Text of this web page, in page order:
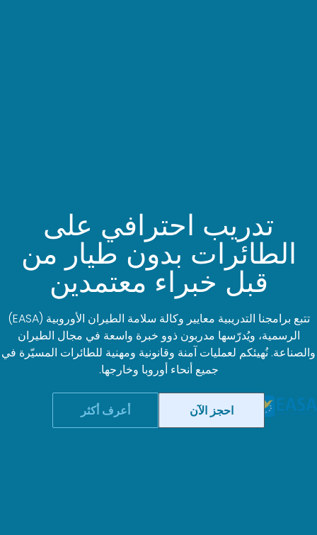
احترافي على
بدون طيار من
خبراء معتمدين
تتبع برامجنا التدريبية معايير وكالة سلامة الطيران الأوروبية (EASA)
مدربون ذوو خبرة واسعة في مجال الطيران
آمنة وقانونية ومهنية للطائرات المسيّرة في
جميع أنحاء أوروبا وخارجها.
احجز الآن أعرف أكثر